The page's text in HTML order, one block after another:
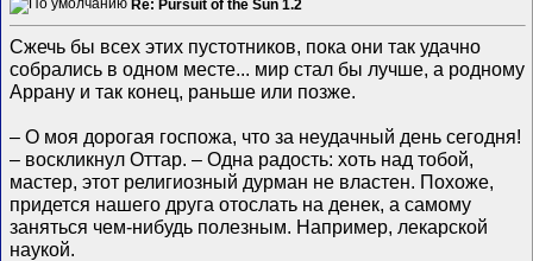
Re: Pursuit of the Sun 1.2
Сжечь бы всех этих пустотников, пока они так удачно
собрались в одном месте... мир стал бы лучше, а родному
Аррану и так конец, раньше или позже.
– О моя дорогая госпожа, что за неудачный день сегодня!
– воскликнул Оттар. – Одна радость: хоть над тобой,
мастер, этот религиозный дурман не властен. Похоже,
придется нашего друга отослать на денек, а самому
заняться чем-нибудь полезным. Например, лекарской
наукой.